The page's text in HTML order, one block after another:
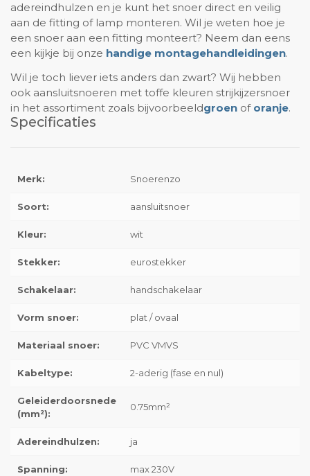
adereindhulzen en je kunt het snoer direct en veilig
aan de fitting of lamp monteren. Wil je weten hoe je
een snoer aan een fitting monteert? Neem dan eens
een kijkje bij onze handige montagehandleidingen.
Wil je toch liever iets anders dan zwart? Wij hebben
ook aansluitsnoeren met toffe kleuren strijkijzersnoer
in het assortiment zoals bijvoorbeeldgroen of oranje.
Specificaties
Merk: Snoerenzo
Soort: aansluitsnoer
Kleur: wit
Stekker: eurostekker
Schakelaar: handschakelaar
Vorm snoer: plat / ovaal
Materiaal snoer: PVC VMVS
Kabeltype: 2-aderig (fase en nul)
Geleiderdoorsnede
(mm²):
0.75mm²
Adereindhulzen: ja
Spanning: max 230V